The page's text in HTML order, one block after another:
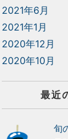
2021年6月
2021年1月
2020年12月
2020年10月
最近
旬